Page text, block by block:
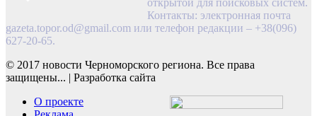
открытой для поисковых систем.
Контакты: электронная почта
gazeta.topor.od@gmail.com или телефон редакции – +38(096)
627-20-65.
© 2017 новости Черноморского региона. Все права
защищены... | Разработка сайта
О проекте